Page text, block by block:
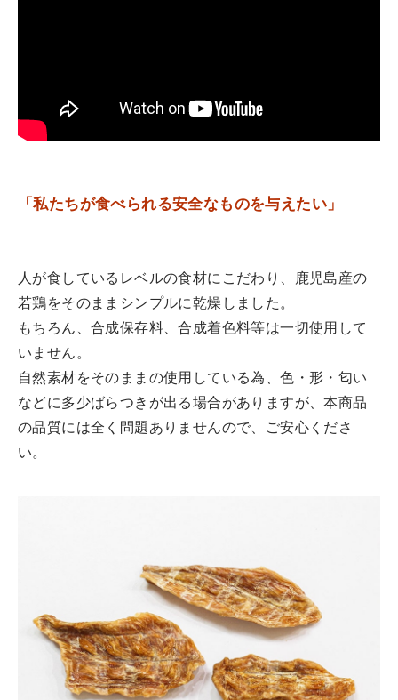
「私たちが食べられる安全なものを与えたい」
人が食しているレベルの食材にこだわり、鹿児島産の
若鶏をそのままシンプルに乾燥しました。
もちろん、合成保存料、合成着色料等は一切使用して
いません。
自然素材をそのままの使用している為、色・形・匂い
などに多少ばらつきが出る場合がありますが、本商品
の品質には全く問題ありませんので、ご安心くださ
い。